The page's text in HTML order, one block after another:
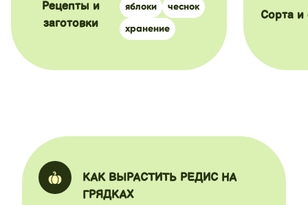
Рецепты и
заготовки
яблоки
чеснок
хранение
Сорта и
КАК ВЫРАСТИТЬ РЕДИС НА
ГРЯДКАХ